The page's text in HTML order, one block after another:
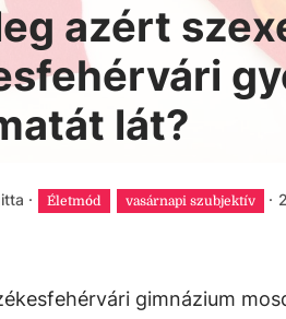
azért
lát?
· Életmód vasárnapi szubjektív ·
gimnázium